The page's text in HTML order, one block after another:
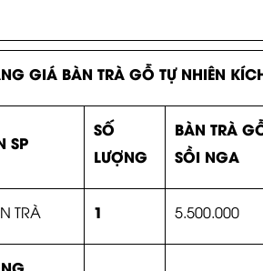
GIÁ BÀN TRÀ GỖ TỰ NHIÊN
SP
SỐ
LƯỢNG
BÀN TRÀ
SỒI NGA
TRÀ 1 5.500.000